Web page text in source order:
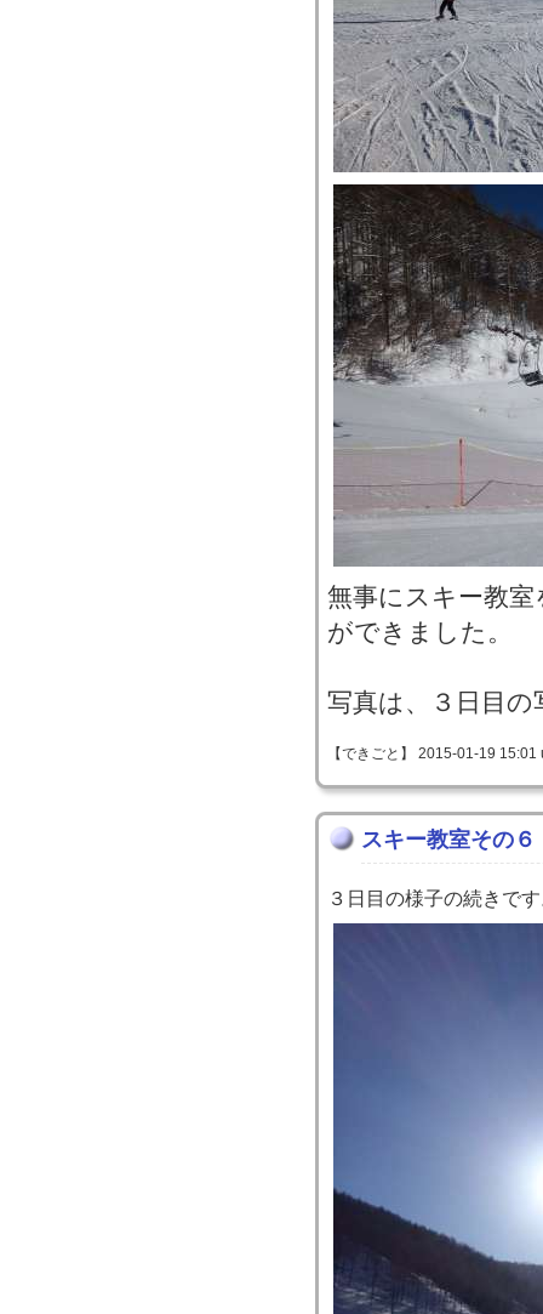
無事にスキー教
ができました。
写真は、３日目の
【できごと】 2015-01-19
スキー教室その６
３日目の様子の続きで